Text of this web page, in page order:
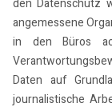
den Datenschutz
angemessene
in den Büros
Daten auf
journalistische